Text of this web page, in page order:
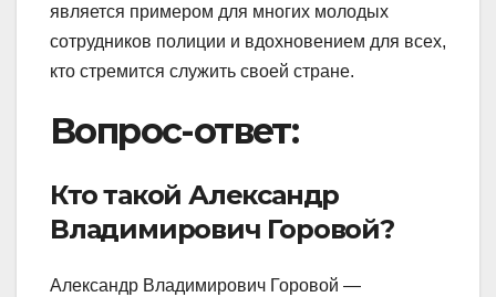
является примером для многих молодых
сотрудников полиции и вдохновением для всех,
кто стремится служить своей стране.
Вопрос-ответ:
Кто такой Александр
Владимирович Горовой?
Александр Владимирович Горовой —